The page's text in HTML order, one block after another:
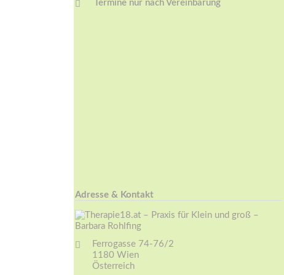
Termine nur nach Vereinbarung
Adresse & Kontakt
Ferrogasse 74-76/2
1180 Wien
Österreich